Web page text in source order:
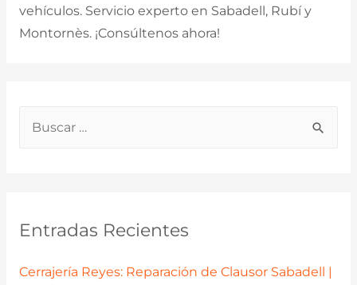
p
Entradas Recientes
Cerrajería Reyes: Reparación de Clausor Sabadell |
vehículos. Servicio experto en Sabadell, Rubí y
Montornès. ¡Consúltenos ahora!